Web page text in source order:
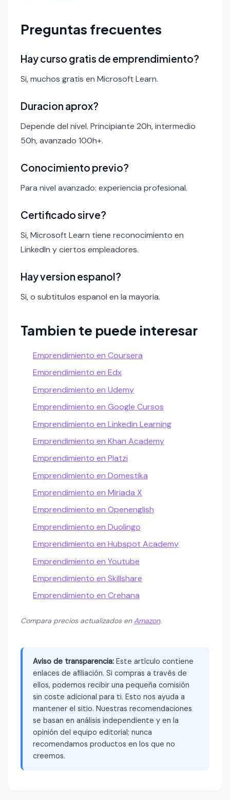
Preguntas frecuentes
Hay curso gratis de emprendimiento?
Si, muchos gratis en Microsoft Learn.
Duracion aprox?
Depende del nivel. Principiante 20h, intermedio
50h, avanzado 100h+.
Conocimiento previo?
Para nivel avanzado: experiencia profesional.
Certificado sirve?
Si, Microsoft Learn tiene reconocimiento en
LinkedIn y ciertos empleadores.
Hay version espanol?
Si, o subtitulos espanol en la mayoria.
Tambien te puede interesar
Emprendimiento en Coursera
Emprendimiento en Edx
Emprendimiento en Udemy
Emprendimiento en Google Cursos
Emprendimiento en Linkedin Learning
Emprendimiento en Khan Academy
Emprendimiento en Platzi
Emprendimiento en Domestika
Emprendimiento en Miriada X
Emprendimiento en Openenglish
Emprendimiento en Duolingo
Emprendimiento en Hubspot Academy
Emprendimiento en Youtube
Emprendimiento en Skillshare
Emprendimiento en Crehana
Compara precios actualizados enAmazon.
Aviso de transparencia: Este artículo contiene
enlaces de afiliación. Si compras a través de
ellos, podemos recibir una pequeña comisión
sin coste adicional para ti. Esto nos ayuda a
mantener el sitio. Nuestras recomendaciones
se basan en análisis independiente y en la
opinión del equipo editorial; nunca
recomendamos productos en los que no
creemos.